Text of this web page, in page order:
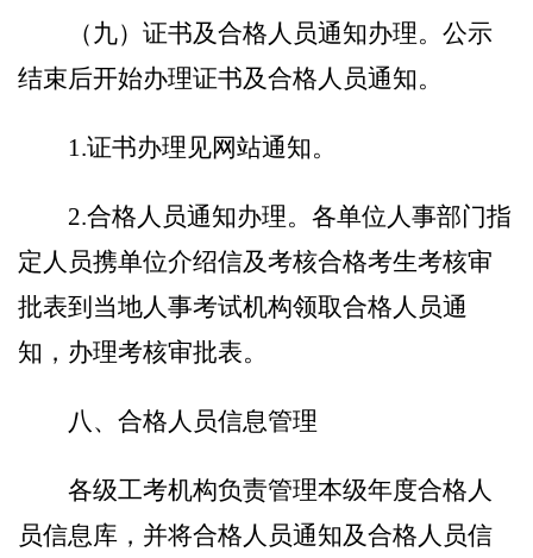
（ 九）证书及合格人员通知办理。 公示
结束后开始办理证书及合格人员通知。
1.证书办理 见网站通知。
2.合格人员通知办理。各单位人事部门指
定人员携单位介绍信及考核合格考生考核审
批表到 当地人事考试机构领取合格人员通
知 ，办理考核审批表。
八 、合格人员信息管理
各级工考机构负责管理本级年度合格人
员信息库，并将合格人员通知及合格人员信